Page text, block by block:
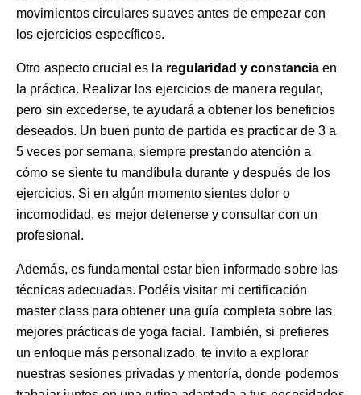
movimientos circulares suaves antes de empezar con
los ejercicios específicos.
Otro aspecto crucial es la regularidad y constancia en
la práctica. Realizar los ejercicios de manera regular,
pero sin excederse, te ayudará a obtener los beneficios
deseados. Un buen punto de partida es practicar de 3 a
5 veces por semana, siempre prestando atención a
cómo se siente tu mandíbula durante y después de los
ejercicios. Si en algún momento sientes dolor o
incomodidad, es mejor detenerse y consultar con un
profesional.
Además, es fundamental estar bien informado sobre las
técnicas adecuadas. Podéis visitar mi certificación
master class para obtener una guía completa sobre las
mejores prácticas de yoga facial. También, si prefieres
un enfoque más personalizado, te invito a explorar
nuestras sesiones privadas y mentoría, donde podemos